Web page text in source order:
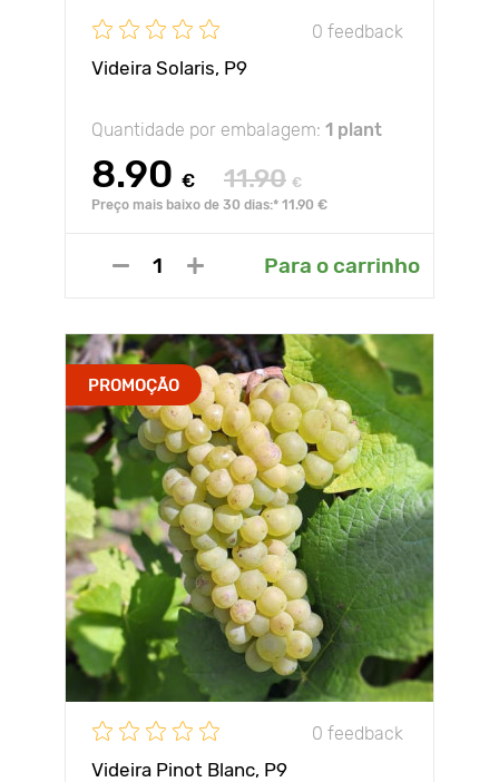
0 feedback
Videira Solaris, Р9
Quantidade por embalagem: 1 plant
8.90 € 11.90 €
Preço mais baixo de 30 dias:* 11.90 €
Para o carrinho
PROMOÇÃO
0 feedback
Videira Pinot Blanc, P9